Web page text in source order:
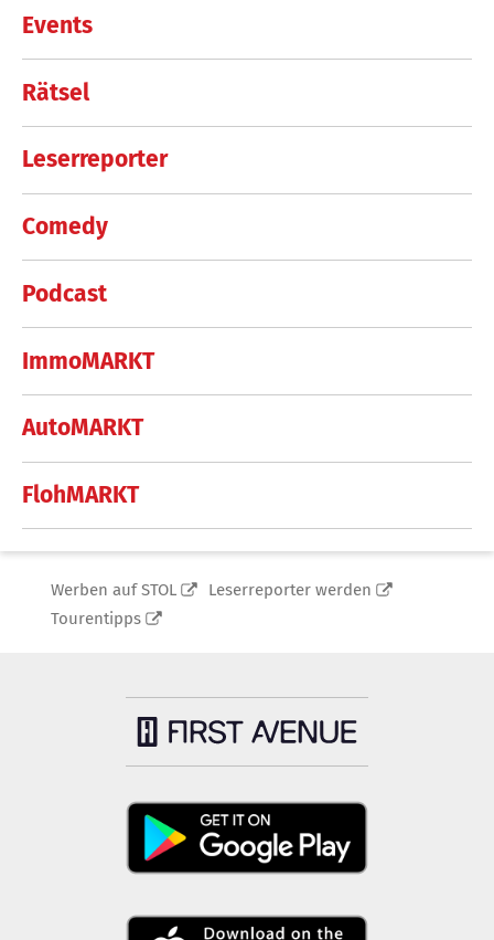
Events
Rätsel
Leserreporter
Comedy
Podcast
ImmoMARKT
AutoMARKT
FlohMARKT
Werben auf STOL
Leserreporter werden
Tourentipps